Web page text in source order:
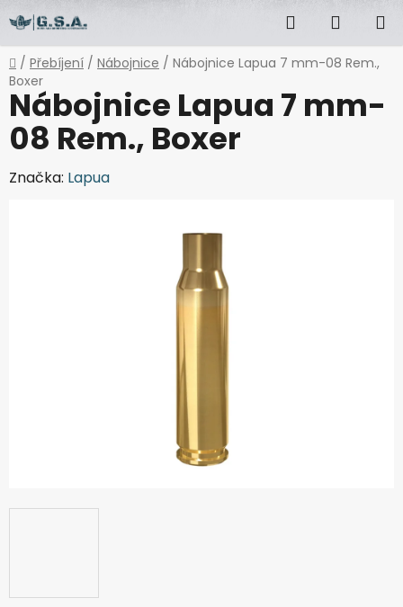
na
obsah
Hledat
KOŠÍK
Domů
/ Přebíjení / Nábojnice / Nábojnice Lapua 7 mm-08 Rem.,
Boxer
Nábojnice Lapua 7 mm-
08 Rem., Boxer
Značka: Lapua